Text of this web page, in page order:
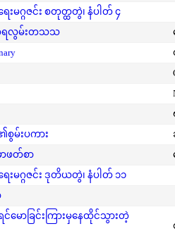
းမဂ္ဂဇင်း စတုတ္ထတွဲ၊ နံပါတ် ၄
ရလွမ်းတသသ
စွမ်းပကား
ဖတ်စာ
းမဂ္ဂဇင်း ဒုတိယတွဲ၊ နံပါတ် ၁၁
င်မောခြင်းကြားမှနေထိုင်သွားတဲ့